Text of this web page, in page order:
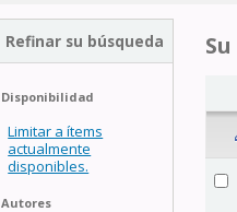
Refinar su búsqueda
Disponibilidad
Limitar a ítems
actualmente
disponibles.
Autores